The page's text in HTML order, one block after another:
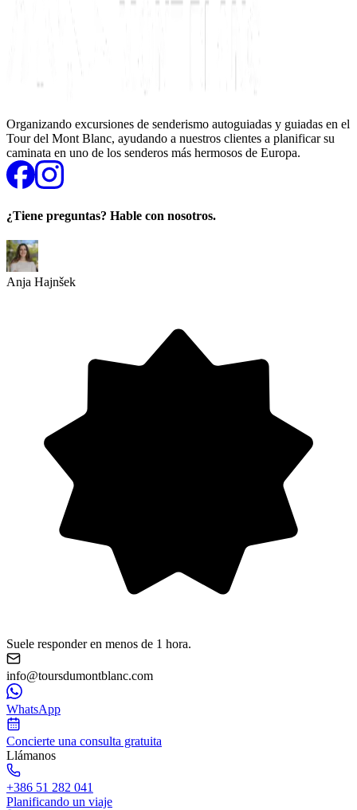
Organizando excursiones de senderismo autoguiadas y guiadas en el
Tour del Mont Blanc, ayudando a nuestros clientes a planificar su
caminata en uno de los senderos más hermosos de Europa.
¿Tiene preguntas? Hable con nosotros.
Anja Hajnšek
Suele responder en menos de 1 hora.
info@toursdumontblanc.com
WhatsApp
Concierte una consulta gratuita
Llámanos
+386 51 282 041
Planificando un viaje